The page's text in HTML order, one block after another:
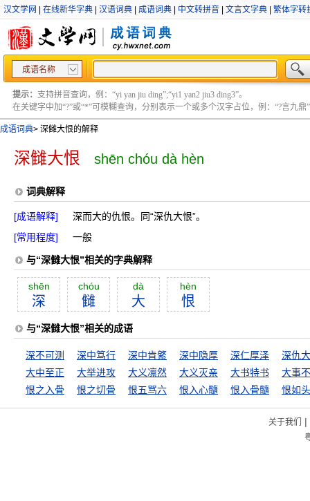
汉文学网 在线新华字典 汉语词典 成语词典 中文转拼音 文言文字典 繁体字转
成语名称
提示： 支持拼音查询，例：“yi yan jiu ding”;“yi1 yan2 jiu3 ding3”。
在关键字中加“?”或“*”可模糊查询，分别表示一个或多个汉字占位，例：“?言九鼎”
成语词典> 深雠大恨的解释
深雠大恨 shēn chóu dà hèn
词典解释
[成语解释]
深而大的仇恨。同“深仇大恨”。
[常用程度]
一般
与“深雠大恨”相关的字典解释
shēn
深
chóu
雠
dà
大
hèn
恨
与“深雠大恨”相关的成语
深不可测 深中笃行 深中肯綮 深中隐厚 深仁厚泽
深仇
大中至正
大举进攻 大义凛然 大义灭亲
大书特书
恨之入骨
恨之切骨 恨五骂六 恨入心髓 恨入骨髓 恨如
关于我们 |